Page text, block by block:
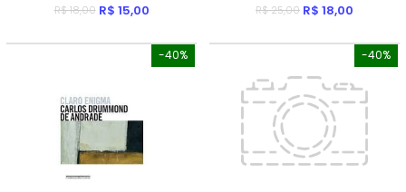
R$ 18,00 R$ 15,00 R$ 25,00 R$ 18,00
-40% -40%